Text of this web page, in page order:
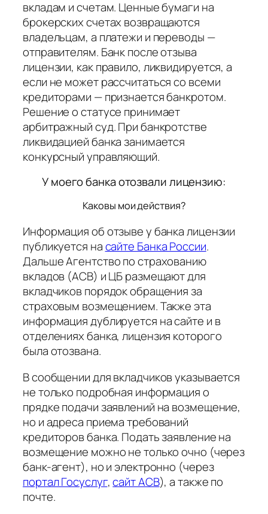
вкладам и счетам. Ценные бумаги на
брокерских счетах возвращаются
владельцам, а платежи и переводы —
отправителям. Банк после отзыва
лицензии, как правило, ликвидируется, а
если не может рассчитаться со всеми
кредиторами — признается банкротом.
Решение о статусе принимает
арбитражный суд. При банкротстве
ликвидацией банка занимается
конкурсный управляющий.
У моего банка отозвали лицензию:
Каковы мои действия?
Информация об отзыве у банка лицензии
публикуется насайте Банка России.
Дальше Агентство по страхованию
вкладов (АСВ) и ЦБ размещают для
вкладчиков порядок обращения за
страховым возмещением. Также эта
информация дублируется на сайте и в
отделениях банка, лицензия которого
была отозвана.
В сообщении для вкладчиков указывается
не только подробная информация о
прядке подачи заявлений на возмещение,
но и адреса приема требований
кредиторов банка. Подать заявление на
возмещение можно не только очно (через
банк-агент), но и электронно (через
портал Госуслуг,сайт АСВ), а также по
почте.